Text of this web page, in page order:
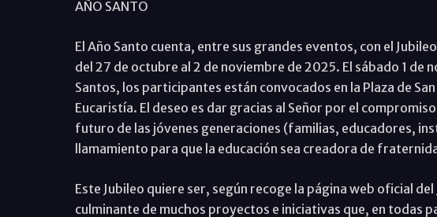
AÑO SANTO
El Año Santo cuenta, entre sus grandes eventos, con el
del 27 de octubre al 2 de noviembre de 2025. El sábado 1 de
Santos, los participantes están convocados en la Plaza de
Eucaristía. El deseo es dar gracias al Señor por el
futuro de las jóvenes generaciones (familias, educadores,
llamamiento para que la educación sea creadora de
Este Jubileo quiere ser, según recoge la página web oficial
culminante de muchos proyectos e iniciativas que, en todas